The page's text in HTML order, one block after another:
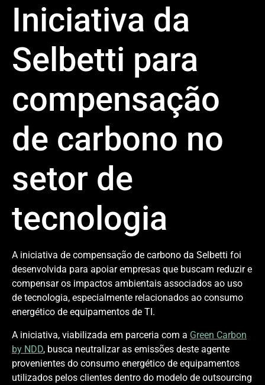
Iniciativa da
Selbetti para
compensação
de carbono no
setor de
tecnologia
A iniciativa de compensação de carbono da Selbetti foi
desenvolvida para apoiar empresas que buscam reduzir e
compensar os impactos ambientais associados ao uso
de tecnologia, especialmente relacionados ao consumo
energético de equipamentos de TI.
A iniciativa, viabilizada em parceria com a Green Carbon
by NDD, busca neutralizar as emissões deste agente
provenientes do consumo energético de equipamentos
utilizados pelos clientes dentro do modelo de outsourcing